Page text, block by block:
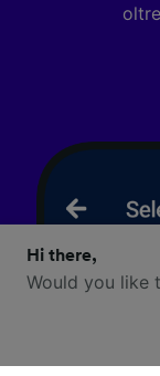
Hi there,
Would you like